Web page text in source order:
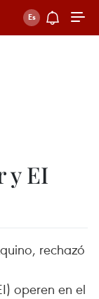
y EI
rechazó
operen en el